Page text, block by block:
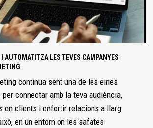
AUTOMATITZA LES TEVES CAMPANYES
continua sent una de les eines
connectar amb la teva audiència,
en clients i enfortir relacions a llarg
en un entorn on les safates